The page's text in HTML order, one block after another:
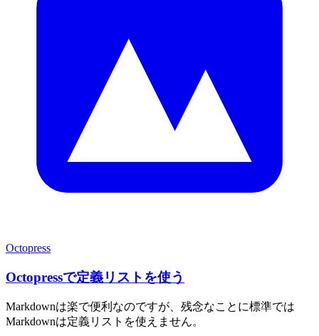
Octopress
Octopressで定義リストを使う
Markdownは楽で便利なのですが、残念なことに標準では
Markdownは定義リストを使えません。